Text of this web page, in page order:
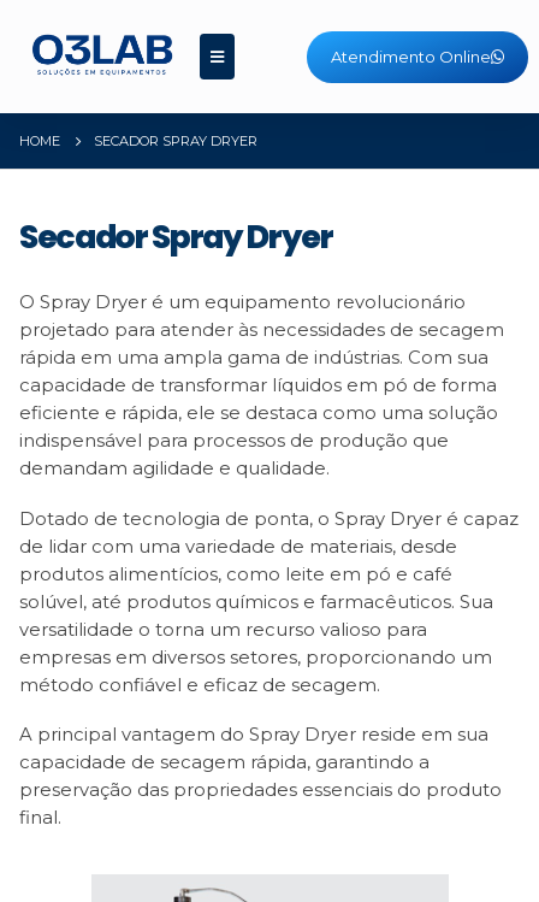
Atendimento Online
HOME SECADOR SPRAY DRYER
Secador Spray Dryer
O Spray Dryer é um equipamento revolucionário
projetado para atender às necessidades de secagem
rápida em uma ampla gama de indústrias. Com sua
capacidade de transformar líquidos em pó de forma
eficiente e rápida, ele se destaca como uma solução
indispensável para processos de produção que
demandam agilidade e qualidade.
Dotado de tecnologia de ponta, o Spray Dryer é capaz
de lidar com uma variedade de materiais, desde
produtos alimentícios, como leite em pó e café
solúvel, até produtos químicos e farmacêuticos. Sua
versatilidade o torna um recurso valioso para
empresas em diversos setores, proporcionando um
método confiável e eficaz de secagem.
A principal vantagem do Spray Dryer reside em sua
capacidade de secagem rápida, garantindo a
preservação das propriedades essenciais do produto
final.